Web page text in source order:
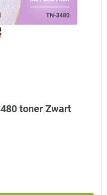
toner Zwart